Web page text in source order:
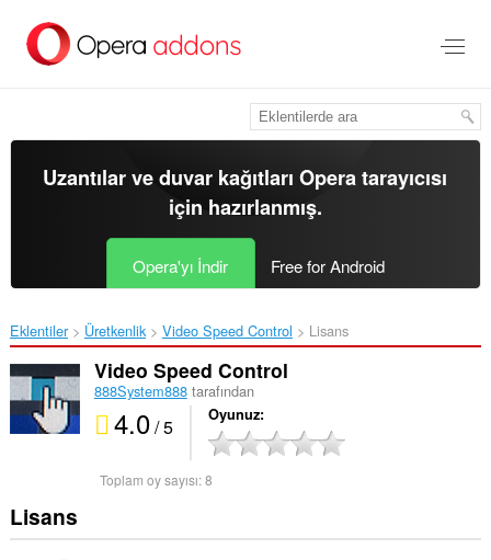
içeriğe
Uzantılar ve duvar kağıtlarıOpera tarayıcısı
için hazırlanmış.
Opera'yı İndir Free for Android
Eklentiler Üretkenlik Video Speed Control‎ Lisans
Video Speed Control
888System888tarafından
4.0/ 5 Oyunuz
Toplam oy sayısı:8
Lisans